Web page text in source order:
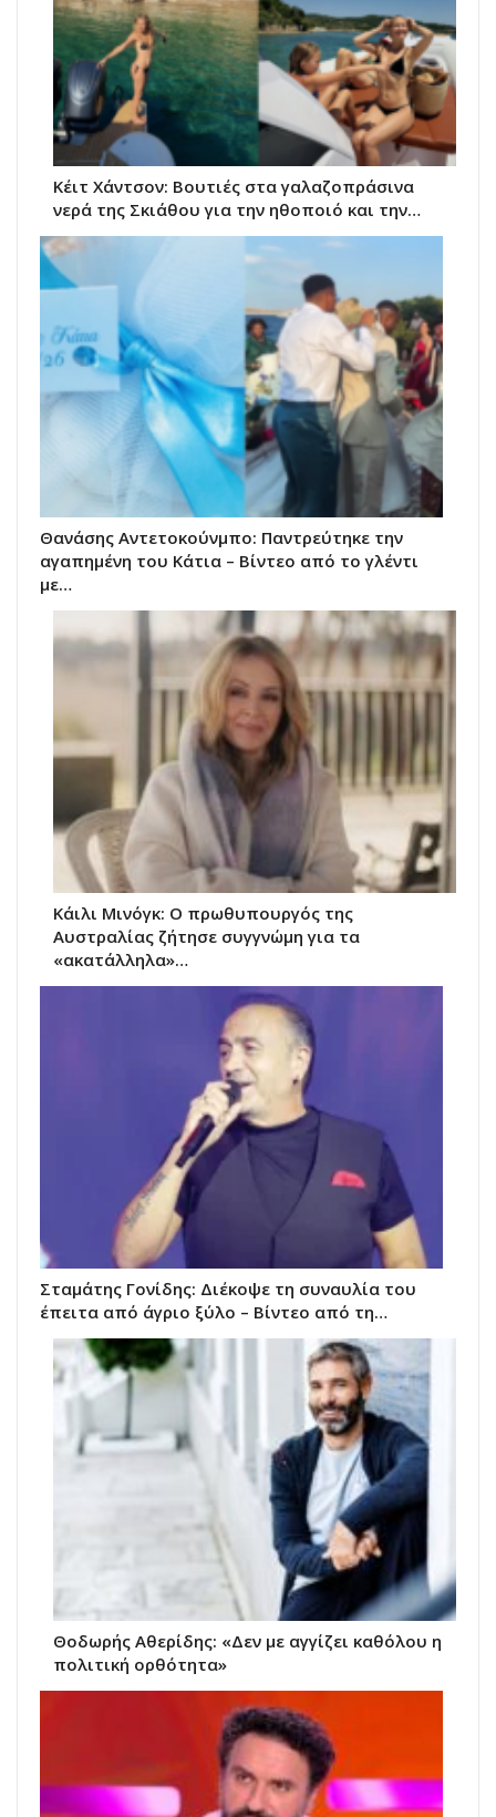
Κέιτ Χάντσον: Βουτιές στα γαλαζοπράσινα
νερά της Σκιάθου για την ηθοποιό και την…
Θανάσης Αντετοκούνμπο: Παντρεύτηκε την
αγαπημένη του Κάτια – Βίντεο από το γλέντι
με…
Κάιλι Μινόγκ: Ο πρωθυπουργός της
Αυστραλίας ζήτησε συγγνώμη για τα
«ακατάλληλα»…
Σταμάτης Γονίδης: Διέκοψε τη συναυλία του
έπειτα από άγριο ξύλο – Βίντεο από τη…
Θοδωρής Αθερίδης: «Δεν με αγγίζει καθόλου η
πολιτική ορθότητα»